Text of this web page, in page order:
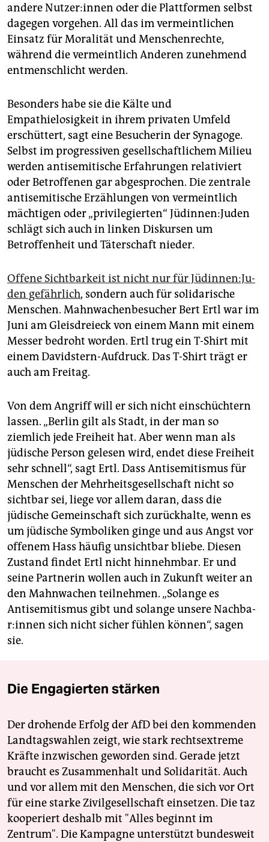
andere Nut­ze­r:in­nen oder die Plattformen selbst
dagegen vorgehen. All das im vermeintlichen
Einsatz für Moralität und Menschenrechte,
während die vermeintlich Anderen zunehmend
entmenschlicht werden.
Besonders habe sie die Kälte und
Empathielosigkeit in ihrem privaten Umfeld
erschüttert, sagt eine Besucherin der Synagoge.
Selbst im progressiven gesellschaftlichem Milieu
werden antisemitische Erfahrungen relativiert
oder Betroffenen gar abgesprochen. Die zentrale
antisemitische Erzählungen von vermeintlich
mächtigen oder „privilegierten“ Jü­din­nen:­Ju­den
schlägt sich auch in linken Diskursen um
Betroffenheit und Täterschaft nieder.
Offene Sichtbarkeit ist nicht nur für Jü­din­nen:­Ju­
den gefährlich, sondern auch für solidarische
Menschen. Mahnwachenbesucher Bert Ertl war im
Juni am Gleisdreieck von einem Mann mit einem
Messer bedroht worden. Ertl trug ein T-Shirt mit
einem Davidstern-Aufdruck. Das T-Shirt trägt er
auch am Freitag.
Von dem Angriff will er sich nicht einschüchtern
lassen. „Berlin gilt als Stadt, in der man so
ziemlich jede Freiheit hat. Aber wenn man als
jüdische Person gelesen wird, endet diese Freiheit
sehr schnell“, sagt Ertl. Dass Antisemitismus für
Menschen der Mehrheitsgesellschaft nicht so
sichtbar sei, liege vor allem daran, dass die
jüdische Gemeinschaft sich zurückhalte, wenn es
um jüdische Symboliken ginge und aus Angst vor
offenem Hass häufig unsichtbar bliebe. Diesen
Zustand findet Ertl nicht hinnehmbar. Er und
seine Partnerin wollen auch in Zukunft weiter an
den Mahnwachen teilnehmen. „Solange es
Antisemitismus gibt und solange unsere Nach­ba­
r:in­nen sich nicht sicher fühlen können“, sagen
sie.
Die Engagierten stärken
Der drohende Erfolg der AfD bei den kommenden
Landtagswahlen zeigt, wie stark rechtsextreme
Kräfte inzwischen geworden sind. Gerade jetzt
braucht es Zusammenhalt und Solidarität. Auch
und vor allem mit den Menschen, die sich vor Ort
für eine starke Zivilgesellschaft einsetzen. Die taz
kooperiert deshalb mit "Alles beginnt im
Zentrum". Die Kampagne unterstützt bundesweit